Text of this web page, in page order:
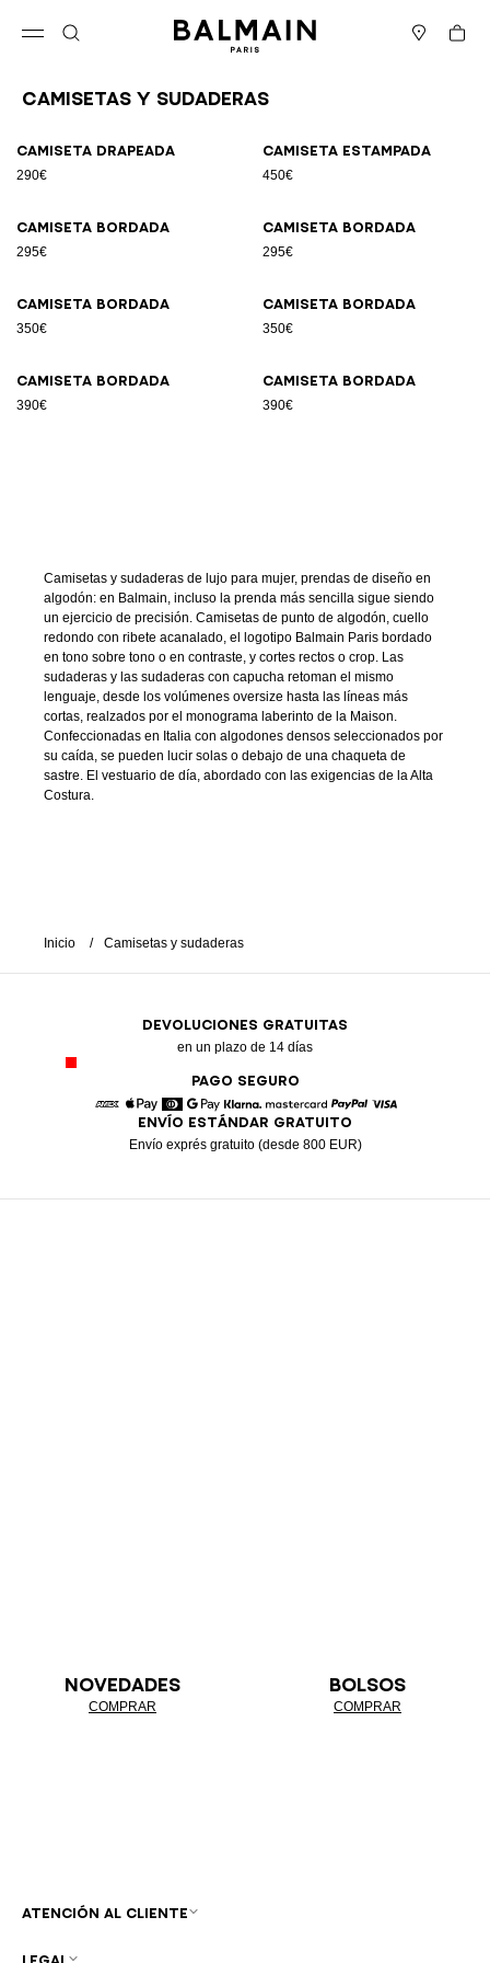
Cesta
Camisetas y sudaderas
Camiseta drapeada
290€
Camiseta estampada
450€
Camiseta bordada
295€
Camiseta bordada
295€
Camiseta bordada
350€
Camiseta bordada
350€
Camiseta bordada
390€
Camiseta bordada
390€
Camisetas y sudaderas de lujo para mujer, prendas de diseño en
algodón: en Balmain, incluso la prenda más sencilla sigue siendo
un ejercicio de precisión. Camisetas de punto de algodón, cuello
redondo con ribete acanalado, el logotipo Balmain Paris bordado
en tono sobre tono o en contraste, y cortes rectos o crop. Las
sudaderas y las sudaderas con capucha retoman el mismo
lenguaje, desde los volúmenes oversize hasta las líneas más
cortas, realzados por el monograma laberinto de la Maison.
Confeccionadas en Italia con algodones densos seleccionados por
su caída, se pueden lucir solas o debajo de una chaqueta de
sastre. El vestuario de día, abordado con las exigencias de la Alta
Costura.
Inicio Camisetas y sudaderas
DEVOLUCIONES GRATUITAS
en un plazo de 14 días
PAGO SEGURO
American Express
Apple Pay
DinersGoogle Pay
Klarna MastercardPaypal
ENVÍO ESTÁNDAR GRATUITO
Envío exprés gratuito (desde 800 EUR)
NOVEDADES
COMPRAR
BOLSOS
COMPRAR
ATENCIÓN AL CLIENTE
LEGAL